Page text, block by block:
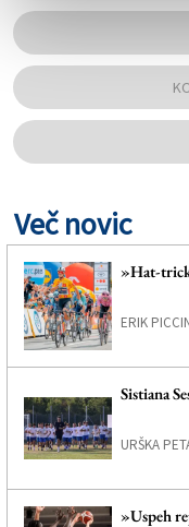
Več novic
»Hat-
ERIK
Sistiana
URŠKA
»Uspeh